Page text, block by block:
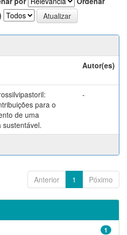
Autor(es)
para o
de uma
sustentável.
-
Anterior 1 Póximo
1